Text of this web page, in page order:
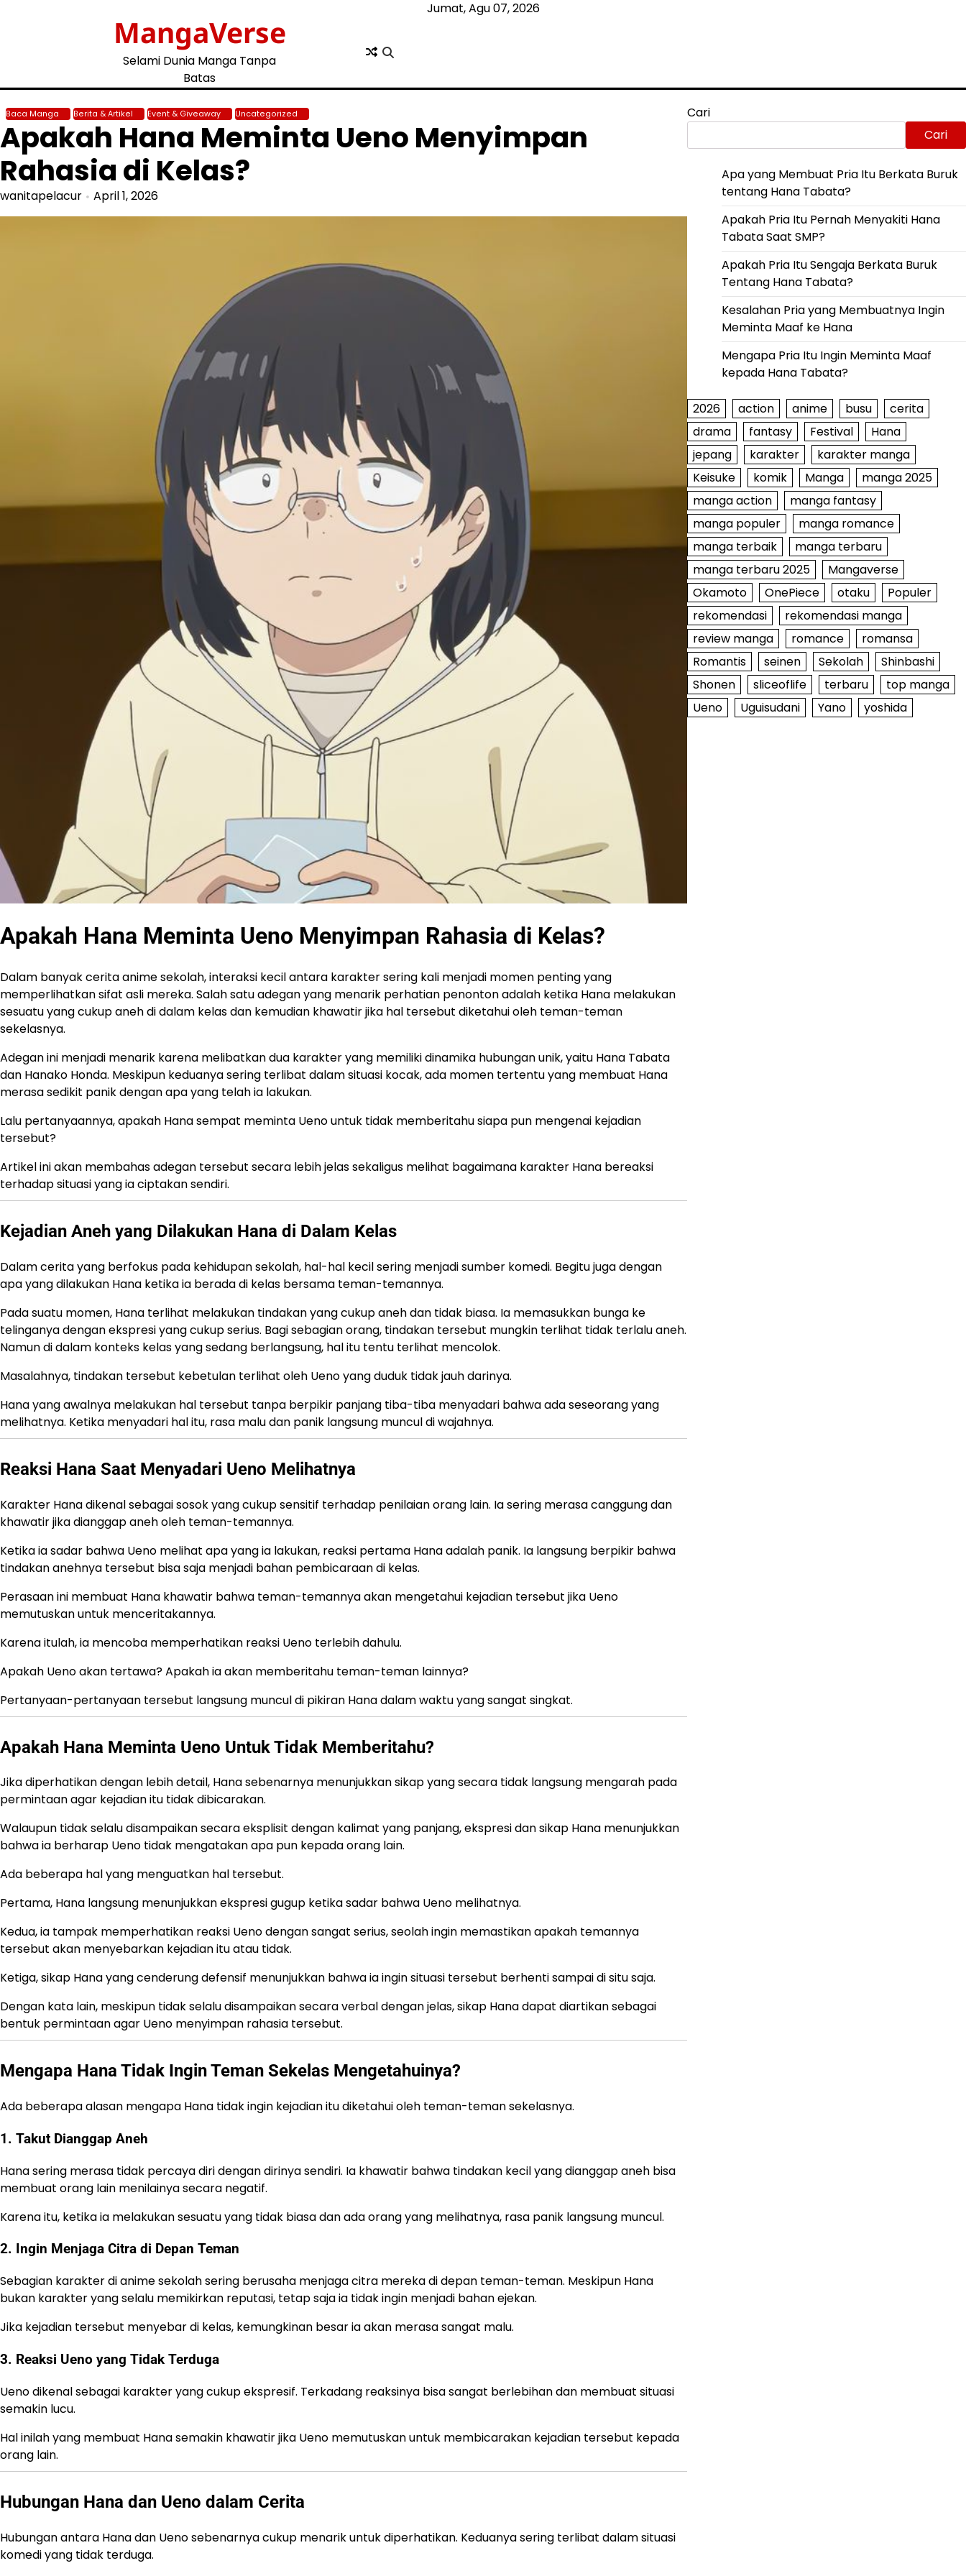
Jumat, Agu 07, 2026
MangaVerse
Selami Dunia Manga Tanpa
Batas
Baca Manga Berita & Artikel Event & Giveaway Uncategorized
Apakah Hana Meminta Ueno Menyimpan
Rahasia di Kelas?
wanitapelacur April 1, 2026
Apakah Hana Meminta Ueno Menyimpan Rahasia di Kelas?
Dalam banyak cerita anime sekolah, interaksi kecil antara karakter sering kali menjadi momen penting yang
memperlihatkan sifat asli mereka. Salah satu adegan yang menarik perhatian penonton adalah ketika Hana melakukan
sesuatu yang cukup aneh di dalam kelas dan kemudian khawatir jika hal tersebut diketahui oleh teman-teman
sekelasnya.
Adegan ini menjadi menarik karena melibatkan dua karakter yang memiliki dinamika hubungan unik, yaitu Hana Tabata
dan Hanako Honda. Meskipun keduanya sering terlibat dalam situasi kocak, ada momen tertentu yang membuat Hana
merasa sedikit panik dengan apa yang telah ia lakukan.
Lalu pertanyaannya, apakah Hana sempat meminta Ueno untuk tidak memberitahu siapa pun mengenai kejadian
tersebut?
Artikel ini akan membahas adegan tersebut secara lebih jelas sekaligus melihat bagaimana karakter Hana bereaksi
terhadap situasi yang ia ciptakan sendiri.
Kejadian Aneh yang Dilakukan Hana di Dalam Kelas
Dalam cerita yang berfokus pada kehidupan sekolah, hal-hal kecil sering menjadi sumber komedi. Begitu juga dengan
apa yang dilakukan Hana ketika ia berada di kelas bersama teman-temannya.
Pada suatu momen, Hana terlihat melakukan tindakan yang cukup aneh dan tidak biasa. Ia memasukkan bunga ke
telinganya dengan ekspresi yang cukup serius. Bagi sebagian orang, tindakan tersebut mungkin terlihat tidak terlalu aneh.
Namun di dalam konteks kelas yang sedang berlangsung, hal itu tentu terlihat mencolok.
Masalahnya, tindakan tersebut kebetulan terlihat oleh Ueno yang duduk tidak jauh darinya.
Hana yang awalnya melakukan hal tersebut tanpa berpikir panjang tiba-tiba menyadari bahwa ada seseorang yang
melihatnya. Ketika menyadari hal itu, rasa malu dan panik langsung muncul di wajahnya.
Reaksi Hana Saat Menyadari Ueno Melihatnya
Karakter Hana dikenal sebagai sosok yang cukup sensitif terhadap penilaian orang lain. Ia sering merasa canggung dan
khawatir jika dianggap aneh oleh teman-temannya.
Ketika ia sadar bahwa Ueno melihat apa yang ia lakukan, reaksi pertama Hana adalah panik. Ia langsung berpikir bahwa
tindakan anehnya tersebut bisa saja menjadi bahan pembicaraan di kelas.
Perasaan ini membuat Hana khawatir bahwa teman-temannya akan mengetahui kejadian tersebut jika Ueno
memutuskan untuk menceritakannya.
Karena itulah, ia mencoba memperhatikan reaksi Ueno terlebih dahulu.
Apakah Ueno akan tertawa? Apakah ia akan memberitahu teman-teman lainnya?
Pertanyaan-pertanyaan tersebut langsung muncul di pikiran Hana dalam waktu yang sangat singkat.
Apakah Hana Meminta Ueno Untuk Tidak Memberitahu?
Jika diperhatikan dengan lebih detail, Hana sebenarnya menunjukkan sikap yang secara tidak langsung mengarah pada
permintaan agar kejadian itu tidak dibicarakan.
Walaupun tidak selalu disampaikan secara eksplisit dengan kalimat yang panjang, ekspresi dan sikap Hana menunjukkan
bahwa ia berharap Ueno tidak mengatakan apa pun kepada orang lain.
Ada beberapa hal yang menguatkan hal tersebut.
Pertama, Hana langsung menunjukkan ekspresi gugup ketika sadar bahwa Ueno melihatnya.
Kedua, ia tampak memperhatikan reaksi Ueno dengan sangat serius, seolah ingin memastikan apakah temannya
tersebut akan menyebarkan kejadian itu atau tidak.
Ketiga, sikap Hana yang cenderung defensif menunjukkan bahwa ia ingin situasi tersebut berhenti sampai di situ saja.
Dengan kata lain, meskipun tidak selalu disampaikan secara verbal dengan jelas, sikap Hana dapat diartikan sebagai
bentuk permintaan agar Ueno menyimpan rahasia tersebut.
Mengapa Hana Tidak Ingin Teman Sekelas Mengetahuinya?
Ada beberapa alasan mengapa Hana tidak ingin kejadian itu diketahui oleh teman-teman sekelasnya.
1. Takut Dianggap Aneh
Hana sering merasa tidak percaya diri dengan dirinya sendiri. Ia khawatir bahwa tindakan kecil yang dianggap aneh bisa
membuat orang lain menilainya secara negatif.
Karena itu, ketika ia melakukan sesuatu yang tidak biasa dan ada orang yang melihatnya, rasa panik langsung muncul.
2. Ingin Menjaga Citra di Depan Teman
Sebagian karakter di anime sekolah sering berusaha menjaga citra mereka di depan teman-teman. Meskipun Hana
bukan karakter yang selalu memikirkan reputasi, tetap saja ia tidak ingin menjadi bahan ejekan.
Jika kejadian tersebut menyebar di kelas, kemungkinan besar ia akan merasa sangat malu.
3. Reaksi Ueno yang Tidak Terduga
Ueno dikenal sebagai karakter yang cukup ekspresif. Terkadang reaksinya bisa sangat berlebihan dan membuat situasi
semakin lucu.
Hal inilah yang membuat Hana semakin khawatir jika Ueno memutuskan untuk membicarakan kejadian tersebut kepada
orang lain.
Hubungan Hana dan Ueno dalam Cerita
Hubungan antara Hana dan Ueno sebenarnya cukup menarik untuk diperhatikan. Keduanya sering terlibat dalam situasi
komedi yang tidak terduga.
Cari
Cari
Apa yang Membuat Pria Itu Berkata Buruk
tentang Hana Tabata?
Apakah Pria Itu Pernah Menyakiti Hana
Tabata Saat SMP?
Apakah Pria Itu Sengaja Berkata Buruk
Tentang Hana Tabata?
Kesalahan Pria yang Membuatnya Ingin
Meminta Maaf ke Hana
Mengapa Pria Itu Ingin Meminta Maaf
kepada Hana Tabata?
2026 action anime busu
cerita
drama
fantasy Festival
Hana
jepang
karakter
karakter manga
Keisuke
komik Manga
manga 2025
manga action
manga fantasy
manga populer
manga romance
manga terbaik
manga terbaru
manga terbaru 2025
Mangaverse
Okamoto
OnePiece otaku
Populer
rekomendasi
rekomendasi manga
review manga
romance
romansa
Romantis
seinen Sekolah
Shinbashi
Shonen
sliceoflife terbaru
top manga
Ueno
Uguisudani Yano yoshida